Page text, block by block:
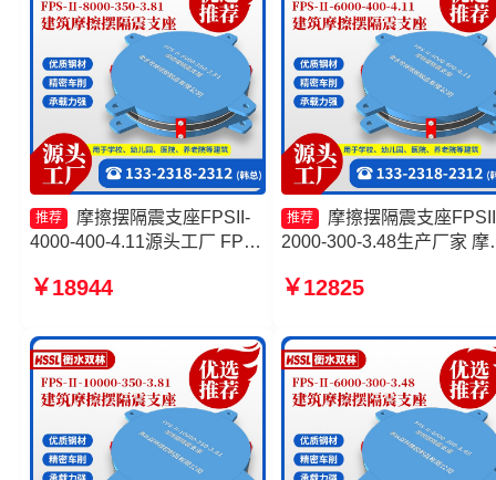
推荐
摩擦摆隔震支座FPSII-
4000-400-4.11源头工厂 FPS-
震支座FPSII-7000-400-4.11
FPSII-8000-300-3.48生产厂
家
￥18944
推荐
摩擦摆隔震支座
2000-300-3.48生产厂家 摩
摆隔震支座FPSII-10000-
座
￥12825